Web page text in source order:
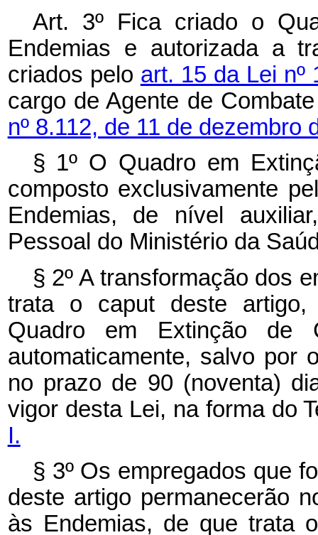
Art. 3º Fica criado o
Endemias e autorizada a
criados pelo art. 15 da Lei
cargo de Agente de
nº 8.112, de 11 de dezembro
§ 1º O Quadro em
composto exclusivamente
Endemias, de nível
Pessoal do Ministério da
§ 2º A transformação dos
trata o caput deste
Quadro em Extinção de
automaticamente, salvo por
no prazo de 90 (noventa)
vigor desta Lei, na forma do
I.
§ 3º Os empregados que
deste artigo permanecerão
às Endemias, de que trata